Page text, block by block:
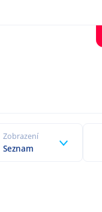
Zobrazení
Seznam